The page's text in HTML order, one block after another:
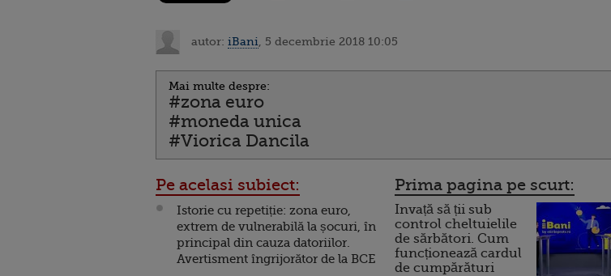
autor: iBani , 5 decembrie 2018 10:05
Mai multe despre:
#zona euro
#moneda unica
#Viorica Dancila
Pe acelasi subiect:
Istorie cu repetiție: zona euro,
extrem de vulnerabilă la șocuri, în
principal din cauza datoriilor.
Avertisment îngrijorător de la BCE
Prima pagina pe scurt:
Invață să ții sub
control cheltuielile
de sărbători. Cum
funcționează cardul
de cumpărături